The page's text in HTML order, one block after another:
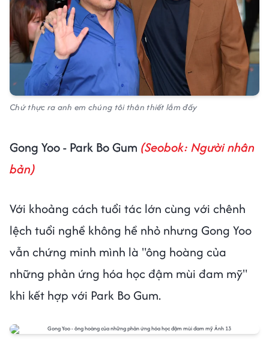
Chứ thực ra anh em chúng tôi thân thiết lắm đấy
Gong Yoo - Park Bo Gum (Seobok: Người nhân
bản)
Với khoảng cách tuổi tác lớn cùng với chênh
lệch tuổi nghề không hề nhỏ nhưng Gong Yoo
vẫn chứng minh mình là "ông hoàng của
những phản ứng hóa học đậm mùi đam mỹ"
khi kết hợp với Park Bo Gum.